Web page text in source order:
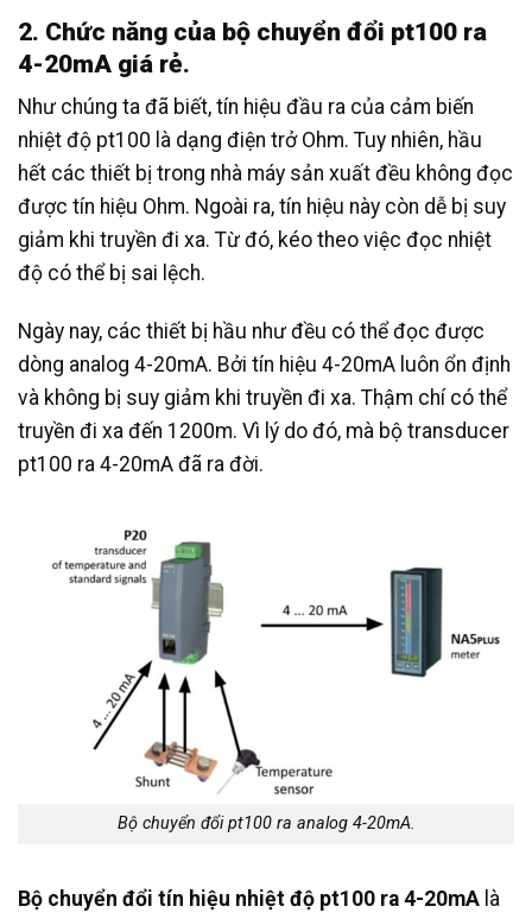
2. Chức năng của bộ chuyển đổi pt100 ra
4-20mA giá rẻ.
Như chúng ta đã biết, tín hiệu đầu ra của cảm biến
nhiệt độ pt100 là dạng điện trở Ohm. Tuy nhiên, hầu
hết các thiết bị trong nhà máy sản xuất đều không đọc
được tín hiệu Ohm. Ngoài ra, tín hiệu này còn dễ bị suy
giảm khi truyền đi xa. Từ đó, kéo theo việc đọc nhiệt
độ có thể bị sai lệch.
Ngày nay, các thiết bị hầu như đều có thể đọc được
dòng analog 4-20mA. Bởi tín hiệu 4-20mA luôn ổn định
và không bị suy giảm khi truyền đi xa. Thậm chí có thể
truyền đi xa đến 1200m. Vì lý do đó, mà bộ transducer
pt100 ra 4-20mA đã ra đời.
Bộ chuyển đổi pt100 ra analog 4-20mA.
Bộ chuyển đổi tín hiệu nhiệt độ pt100 ra 4-20mA là